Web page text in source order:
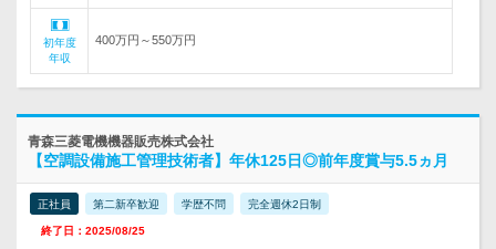
初年度
年収
400万円～550万円
青森三菱電機機器販売株式会社
【空調設備施工管理技術者】年休125日◎前年度賞与5.5ヵ月
正社員 第二新卒歓迎 学歴不問 完全週休2日制
終了日：2025/08/25